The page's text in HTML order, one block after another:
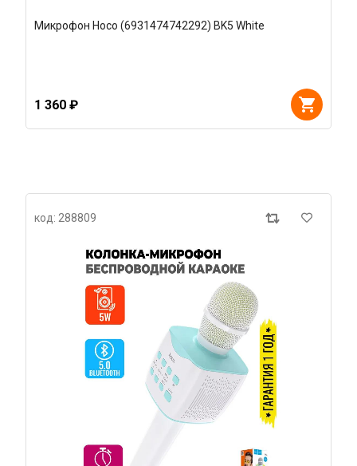
Микрофон Hoco (6931474742292) BK5 White
1 360 ₽
код: 288809